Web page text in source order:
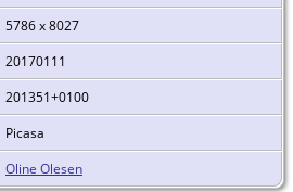
5786 x 8027
20170111
201351+0100
Picasa
Oline Olesen